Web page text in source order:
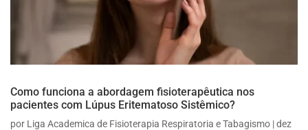
Como funciona a abordagem fisioterapêutica nos
pacientes com Lúpus Eritematoso Sistêmico?
por Liga Academica de Fisioterapia Respiratoria e Tabagismo |dez